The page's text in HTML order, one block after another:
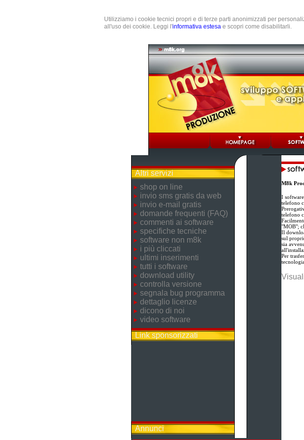
Utilizziamo i cookie tecnici propri e di terze parti anonimizzati per
all'uso dei cookie. Leggi l'informativa estesa e scopri come disabilitarli.
Altri servizi
shop on line
invio sms gratis da web
invio e-mail gratis
domande frequenti (FAQ)
commenti ai software
specifiche tecniche
software non m8k
i più cliccati
ultimi inserimenti
tutti i software
download utility
controlla versione
segnala bug programma
dettaglio licenze
dicono di noi
video software
Link sponsorizzati
Annunci
M8k
I
telefono
telefono
"MOB";
Il
sul
sia
Per